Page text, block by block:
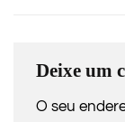
Deixe um
O seu